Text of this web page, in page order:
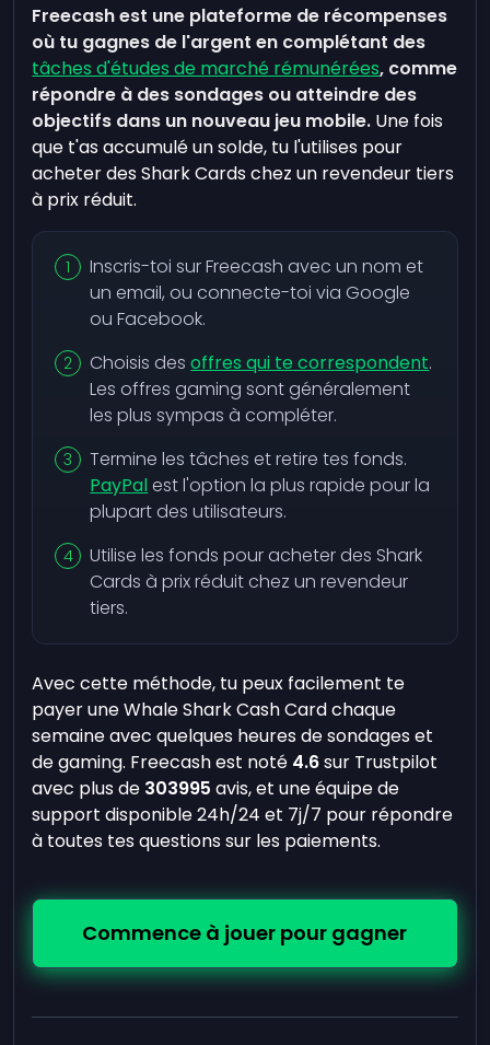
Freecash est une plateforme de récompenses
où tu gagnes de l'argent en complétant des
tâches d'études de marché rémunérées, comme
répondre à des sondages ou atteindre des
objectifs dans un nouveau jeu mobile. Une fois
que t'as accumulé un solde, tu l'utilises pour
acheter des Shark Cards chez un revendeur tiers
à prix réduit.
Inscris-toi sur Freecash avec un nom et
un email, ou connecte-toi via Google
ou Facebook.
Choisis desoffres qui te correspondent.
Les offres gaming sont généralement
les plus sympas à compléter.
Termine les tâches et retire tes fonds.
PayPalest l'option la plus rapide pour la
plupart des utilisateurs.
Utilise les fonds pour acheter des Shark
Cards à prix réduit chez un revendeur
tiers.
Avec cette méthode, tu peux facilement te
payer une Whale Shark Cash Card chaque
semaine avec quelques heures de sondages et
de gaming. Freecash est noté 4.6sur Trustpilot
avec plus de 303995 avis, et une équipe de
support disponible 24h/24 et 7j/7 pour répondre
à toutes tes questions sur les paiements.
Commence à jouer pour gagner